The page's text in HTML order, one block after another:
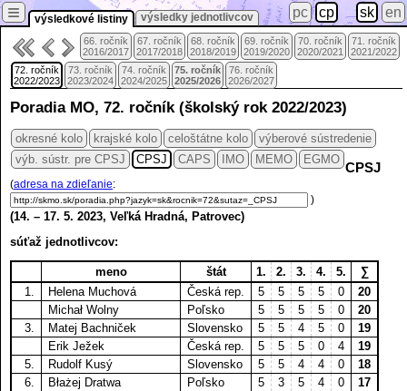
výsledkové listiny výsledky jednotlivcov
≡ pc cp sk en
66. ročník
2016/2017
67. ročník
2017/2018
68. ročník
2018/2019
69. ročník
2019/2020
70. ročník
2020/2021
71. ročník
2021/2022
72. ročník
2022/2023
73. ročník
2023/2024
74. ročník
2024/2025
75. ročník
2025/2026
76. ročník
2026/2027
Poradia MO, 72. ročník (školský rok 2022/2023)
okresné kolo krajské kolo celoštátne kolo
výberové sústredenie
výb. sústr. pre CPSJ
CPSJ CAPS IMO MEMO EGMO
CPSJ
(adresa na zdieľanie:
)
(14. – 17. 5. 2023, Veľká Hradná, Patrovec)
súťaž jednotlivcov:
meno štát 1. 2. 3. 4. 5.
∑
1.
Helena Muchová Česká rep. 5 5 5 5 0
20
Michał Wolny
Poľsko 5 5 5 5 0
20
3.
Matej Bachniček Slovensko 5 5 4 5 0
19
Erik Ježek
Česká rep. 5 5 5 0 4
19
5.
Rudolf Kusý Slovensko 5 5 4 4 0
18
6.
Błażej Dratwa Poľsko 5 3 5 4 0
17